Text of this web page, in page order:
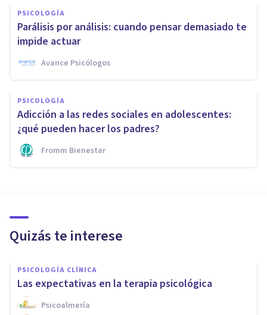
PSICOLOGÍA
Parálisis por análisis: cuando pensar demasiado te
impide actuar
Avance Psicólogos
PSICOLOGÍA
Adicción a las redes sociales en adolescentes:
¿qué pueden hacer los padres?
Fromm Bienestar
Quizás te interese
PSICOLOGÍA CLÍNICA
Las expectativas en la terapia psicológica
Psicoalmería